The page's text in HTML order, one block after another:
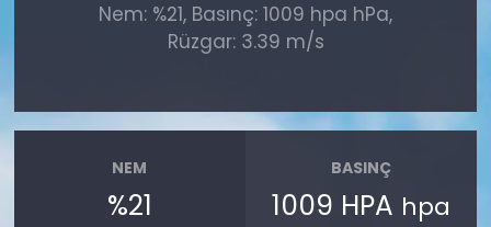
Nem: %21, Basınç: 1009 hpa hPa,
Rüzgar: 3.39 m/s
NEM
%21
BASINÇ
1009 HPA hpa